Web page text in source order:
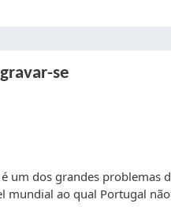
se
um dos grandes problemas
mundial ao qual Portugal